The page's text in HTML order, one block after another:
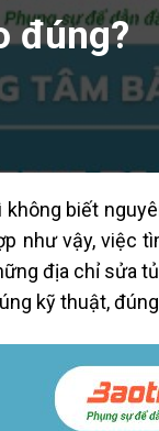
đúng?
biết
như vậy, việc
địa chỉ sửa
kỹ thuật,